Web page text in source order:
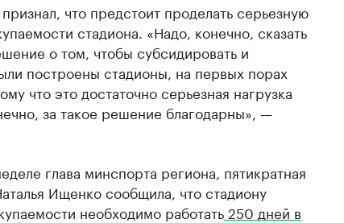
что предстоит проделать серьезную
стадиона. «Надо, конечно, сказать
о том, чтобы субсидировать и
построены стадионы, на первых порах
что это достаточно серьезная нагрузка
за такое решение благодарны», —
глава минспорта региона, пятикратная
Ищенко сообщила, что стадиону
необходимо работать250 дней в